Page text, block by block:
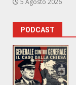
5 Agosto 2026
PODCAST